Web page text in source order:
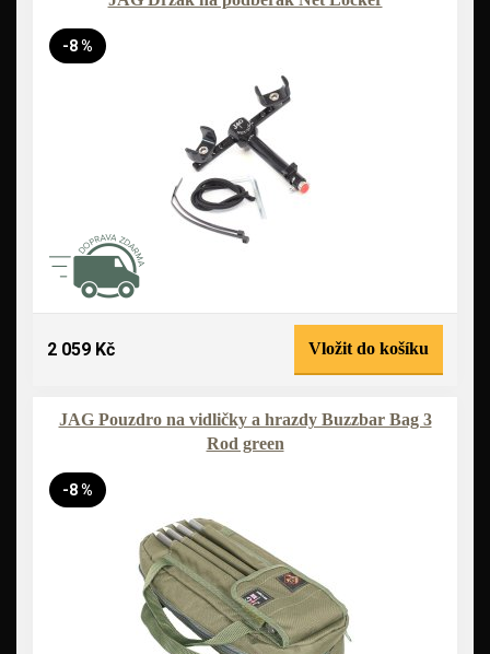
-8 %
2 059 Kč Vložit do košíku
JAG Pouzdro na vidličky a hrazdy Buzzbar Bag 3
Rod green
-8 %